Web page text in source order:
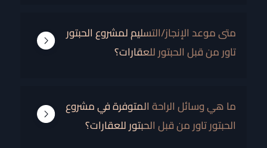
متى موعد الإنجاز/التسليم لمشروع الحبتور
تاور من قبل الحبتور للعقارات؟
ما هي وسائل الراحة المتوفرة في مشروع
الحبتور تاور من قبل الحبتور للعقارات؟